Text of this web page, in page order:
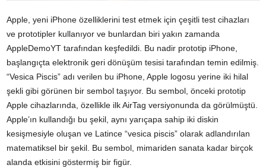
Apple, yeni iPhone özelliklerini test etmek için çeşitli test cihazları
ve prototipler kullanıyor ve bunlardan biri yakın zamanda
AppleDemoYT tarafından keşfedildi. Bu nadir prototip iPhone,
başlangıçta elektronik geri dönüşüm tesisi tarafından temin edilmiş.
“Vesica Piscis” adı verilen bu iPhone, Apple logosu yerine iki hilal
şekli gibi görünen bir sembol taşıyor. Bu sembol, önceki prototip
Apple cihazlarında, özellikle ilk AirTag versiyonunda da görülmüştü.
Apple’ın kullandığı bu şekil, aynı yarıçapa sahip iki diskin
kesişmesiyle oluşan ve Latince “vesica piscis” olarak adlandırılan
matematiksel bir şekil. Bu sembol, mimariden sanata kadar birçok
alanda etkisini göstermiş bir figür.